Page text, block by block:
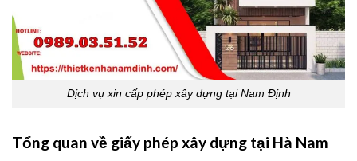
Dịch vụ xin cấp phép xây dựng tại Nam Định
Tổng quan về giấy phép xây dựng tại Hà Nam